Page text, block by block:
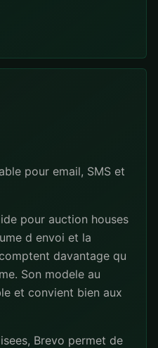
pour email, SMS et
pour auction houses
d envoi et la
davantage qu
Son modele au
et convient bien aux
Brevo permet de